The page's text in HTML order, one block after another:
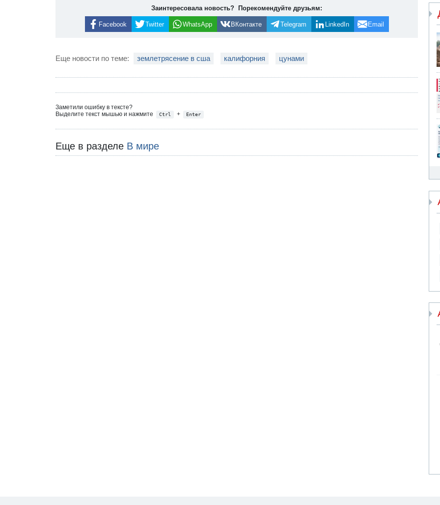
Заинтересовала новость? Порекомендуйте друзьям:
Facebook Twitter WhatsApp ВКонтакте Telegram LinkedIn Email
Еще новости по теме: землетрясение в сша калифорния цунами
Заметили ошибку в тексте?
Выделите текст мышью и нажмите
Ctrl + Enter
Еще в разделе В мире